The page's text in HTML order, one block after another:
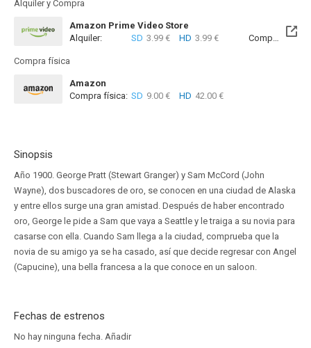
Alquiler y Compra
Amazon Prime Video Store
Alquiler:
SD 3.99 € HD 3.99 € Compra: SD
Compra física
Amazon
Compra física: SD 9.00 € HD 42.00 €
Sinopsis
Año 1900. George Pratt (Stewart Granger) y Sam McCord (John
Wayne), dos buscadores de oro, se conocen en una ciudad de Alaska
y entre ellos surge una gran amistad. Después de haber encontrado
oro, George le pide a Sam que vaya a Seattle y le traiga a su novia para
casarse con ella. Cuando Sam llega a la ciudad, comprueba que la
novia de su amigo ya se ha casado, así que decide regresar con Angel
(Capucine), una bella francesa a la que conoce en un saloon.
Fechas de estrenos
No hay ninguna fecha. Añadir